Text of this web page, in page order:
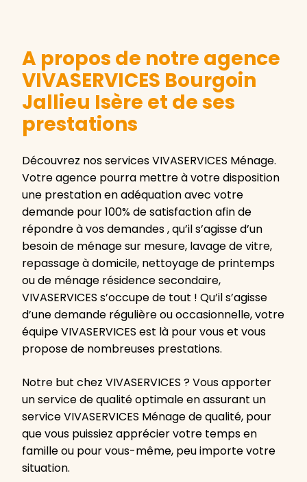
A propos de notre agence
VIVASERVICES Bourgoin
Jallieu Isère et de ses
prestations
Découvrez nos services VIVASERVICES Ménage.
Votre agence pourra mettre à votre disposition
une prestation en adéquation avec votre
demande pour 100% de satisfaction afin de
répondre à vos demandes , qu’il s’agisse d’un
besoin de ménage sur mesure, lavage de vitre,
repassage à domicile, nettoyage de printemps
ou de ménage résidence secondaire,
VIVASERVICES s’occupe de tout ! Qu’il s’agisse
d’une demande régulière ou occasionnelle, votre
équipe VIVASERVICES est là pour vous et vous
propose de nombreuses prestations.
Notre but chez VIVASERVICES ? Vous apporter
un service de qualité optimale en assurant un
service VIVASERVICES Ménage de qualité, pour
que vous puissiez apprécier votre temps en
famille ou pour vous-même, peu importe votre
situation.